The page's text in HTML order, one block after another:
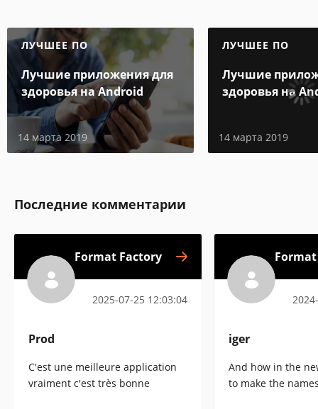
ЛУЧШЕЕ ПО
Лучшие приложения для
здоровья на Android
14 марта 2019
ЛУЧШЕЕ ПО
Лучшие
здоровья на
14 марта 2019
Последние комментарии
Format Factory
2025-07-25 12:03:04
Prod
C'est une meilleure application
vraiment c'est très bonne
iger
And how in the
to make the